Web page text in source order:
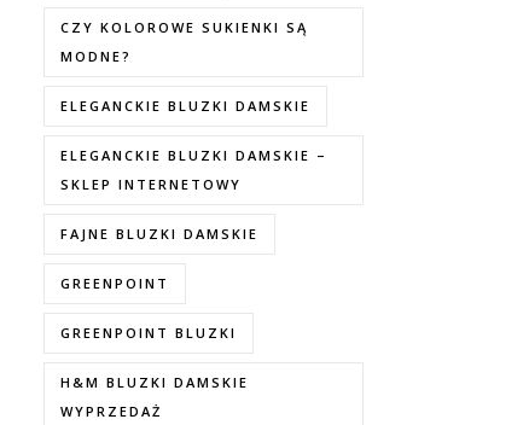
CZY KOLOROWE SUKIENKI SĄ
MODNE?
ELEGANCKIE BLUZKI DAMSKIE
ELEGANCKIE BLUZKI DAMSKIE –
SKLEP INTERNETOWY
FAJNE BLUZKI DAMSKIE
GREENPOINT
GREENPOINT BLUZKI
H&M BLUZKI DAMSKIE
WYPRZEDAŻ